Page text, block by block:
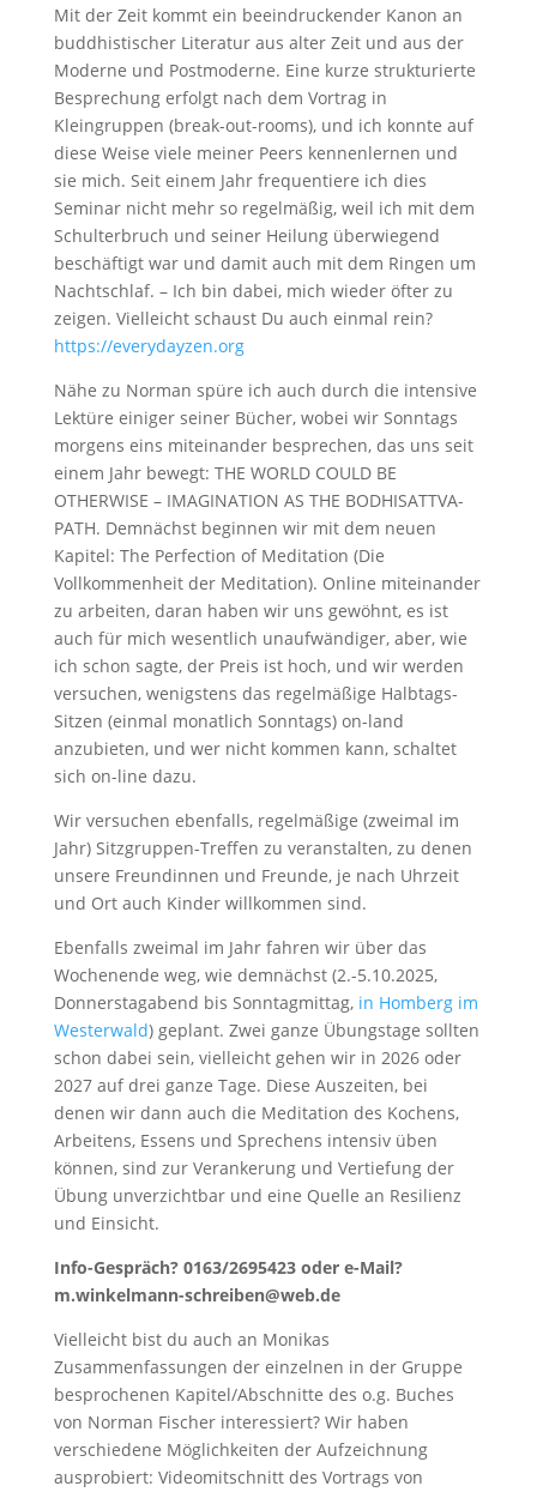
Mit der Zeit kommt ein beeindruckender Kanon an
buddhistischer Literatur aus alter Zeit und aus der
Moderne und Postmoderne. Eine kurze strukturierte
Besprechung erfolgt nach dem Vortrag in
Kleingruppen (break-out-rooms), und ich konnte auf
diese Weise viele meiner Peers kennenlernen und
sie mich. Seit einem Jahr frequentiere ich dies
Seminar nicht mehr so regelmäßig, weil ich mit dem
Schulterbruch und seiner Heilung überwiegend
beschäftigt war und damit auch mit dem Ringen um
Nachtschlaf. – Ich bin dabei, mich wieder öfter zu
zeigen. Vielleicht schaust Du auch einmal rein?
https://everydayzen.org
Nähe zu Norman spüre ich auch durch die intensive
Lektüre einiger seiner Bücher, wobei wir Sonntags
morgens eins miteinander besprechen, das uns seit
einem Jahr bewegt: THE WORLD COULD BE
OTHERWISE – IMAGINATION AS THE BODHISATTVA-
PATH. Demnächst beginnen wir mit dem neuen
Kapitel: The Perfection of Meditation (Die
Vollkommenheit der Meditation). Online miteinander
zu arbeiten, daran haben wir uns gewöhnt, es ist
auch für mich wesentlich unaufwändiger, aber, wie
ich schon sagte, der Preis ist hoch, und wir werden
versuchen, wenigstens das regelmäßige Halbtags-
Sitzen (einmal monatlich Sonntags) on-land
anzubieten, und wer nicht kommen kann, schaltet
sich on-line dazu.
Wir versuchen ebenfalls, regelmäßige (zweimal im
Jahr) Sitzgruppen-Treffen zu veranstalten, zu denen
unsere Freundinnen und Freunde, je nach Uhrzeit
und Ort auch Kinder willkommen sind.
Ebenfalls zweimal im Jahr fahren wir über das
Wochenende weg, wie demnächst (2.-5.10.2025,
Donnerstagabend bis Sonntagmittag, in Homberg im
Westerwald) geplant. Zwei ganze Übungstage sollten
schon dabei sein, vielleicht gehen wir in 2026 oder
2027 auf drei ganze Tage. Diese Auszeiten, bei
denen wir dann auch die Meditation des Kochens,
Arbeitens, Essens und Sprechens intensiv üben
können, sind zur Verankerung und Vertiefung der
Übung unverzichtbar und eine Quelle an Resilienz
und Einsicht.
Info-Gespräch? 0163/2695423 oder e-Mail?
m.winkelmann-schreiben@web.de
Vielleicht bist du auch an Monikas
Zusammenfassungen der einzelnen in der Gruppe
besprochenen Kapitel/Abschnitte des o.g. Buches
von Norman Fischer interessiert? Wir haben
verschiedene Möglichkeiten der Aufzeichnung
ausprobiert: Videomitschnitt des Vortrags von